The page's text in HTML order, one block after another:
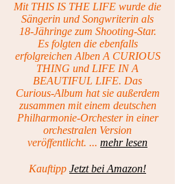
Mit THIS IS THE LIFE wurde die
Sängerin und Songwriterin als
18-Jähringe zum Shooting-Star.
Es folgten die ebenfalls
erfolgreichen Alben A CURIOUS
THING und LIFE IN A
BEAUTIFUL LIFE. Das
Curious-Album hat sie außerdem
zusammen mit einem deutschen
Philharmonie-Orchester in einer
orchestralen Version
veröffentlicht. ... mehr lesen
Kauftipp Jetzt bei Amazon!